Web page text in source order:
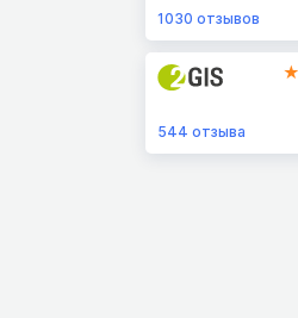
1030 отзывов
544 отзыва